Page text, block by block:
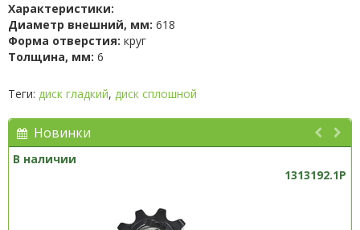
Характеристики:
Диаметр внешний, мм: 618
Форма отверстия: круг
Толщина, мм: 6
Теги: диск гладкий, диск сплошной
Новинки
В наличии
1313192.1P